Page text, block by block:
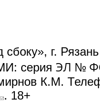
г.
серия ЭЛ №
К.М.
(link sends e-mail)
. 18+